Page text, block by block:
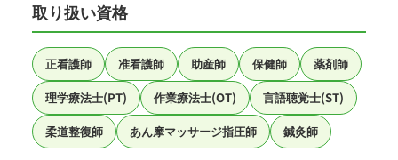
取り扱い資格
正看護師 准看護師 助産師 保健師
薬剤師
理学療法士(PT)
作業療法士(OT)
言語聴覚士(ST)
柔道整復師
あん摩マッサージ指圧師 鍼灸師